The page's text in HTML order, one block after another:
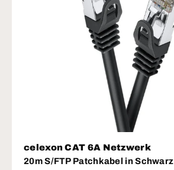
celexon CAT 6A Netzwerk
20m S/FTP Patchkabel in Schwarz